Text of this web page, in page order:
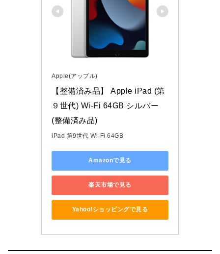
Apple(アップル)
【整備済み品】 Apple iPad (第
９世代) Wi-Fi 64GB シルバー
(整備済み品)
iPad 第9世代 Wi-Fi 64GB
Amazonで見る
楽天市場で見る
Yahoo!ショッピングで見る